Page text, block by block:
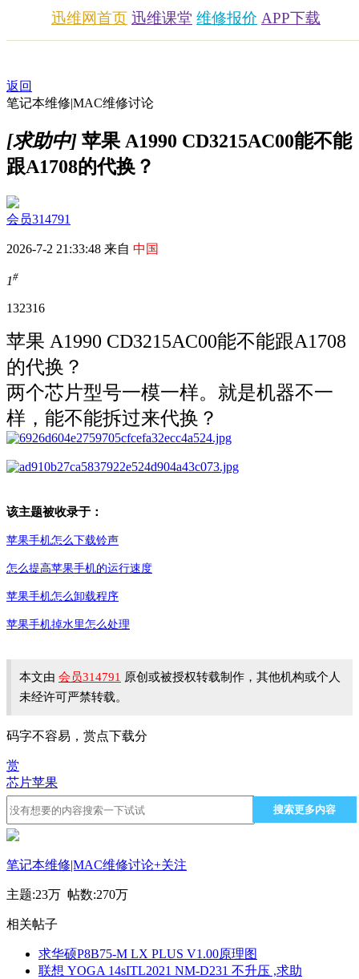
迅维网首页 迅维课堂 维修报价 APP下载
返回
笔记本维修|MAC维修讨论
[求助中] 苹果 A1990 CD3215AC00能不能
跟A1708的代换？
会员314791
2026-7-2 21:33:48 来自 中国
1#
132316
苹果 A1990 CD3215AC00能不能跟A1708
的代换？
两个芯片型号一模一样。就是机器不一
样，能不能拆过来代换？
该主题被收录于：
苹果手机怎么下载铃声
怎么提高苹果手机的运行速度
苹果手机怎么卸载程序
苹果手机掉水里怎么处理
本文由 会员314791 原创或被授权转载制作，其他机构或个人
未经许可严禁转载。
码字不容易，赏点下载分
赏
芯片苹果
搜索更多内容
笔记本维修|MAC维修讨论+关注
主题:23万 帖数:270万
相关帖子
求华硕P8B75-M LX PLUS V1.00原理图
联想 YOGA 14sITL2021 NM-D231 不升压 ,求助